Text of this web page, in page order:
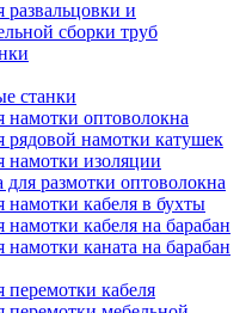
развальцовки и
сборки труб
станки
намотки оптоволокна
рядовой намотки катушек
намотки изоляции
для размотки оптоволокна
намотки кабеля в бухты
намотки кабеля на барабан
намотки каната на барабан
перемотки кабеля